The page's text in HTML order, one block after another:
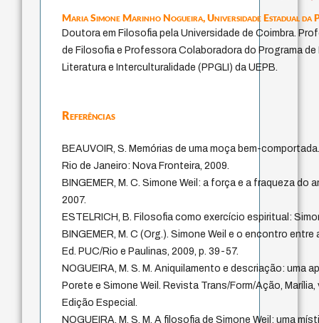
Maria Simone Marinho Nogueira,Universidade Estadual da
Doutora em Filosofia pela Universidade de Coimbra.
de Filosofia e Professora Colaboradora do Programa
Literatura e Interculturalidade (PPGLI) da UEPB.
Referências
BEAUVOIR, S. Memórias de uma moça bem-
Rio de Janeiro: Nova Fronteira, 2009.
BINGEMER, M. C. Simone Weil: a força e a fraqueza do
2007.
ESTELRICH, B. Filosofia como exercício espiritual:
BINGEMER, M. C (Org.). Simone Weil e o encontro
Ed. PUC/Rio e Paulinas, 2009, p. 39-57.
NOGUEIRA, M. S. M. Aniquilamento e descriação: uma
Porete e Simone Weil. Revista Trans/Form/Ação, Marília,
Edição Especial.
NOGUEIRA, M. S. M. A filosofia de Simone Weil: uma